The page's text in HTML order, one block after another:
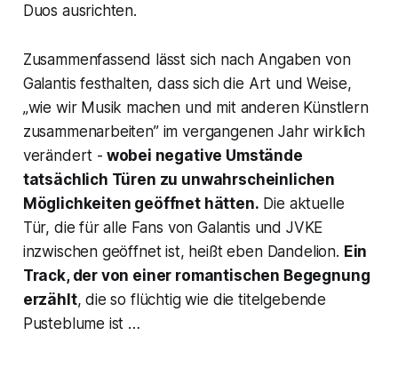
Duos ausrichten.
Zusammenfassend lässt sich nach Angaben von
Galantis festhalten, dass sich die Art und Weise,
„wie wir Musik machen und mit anderen Künstlern
zusammenarbeiten” im vergangenen Jahr wirklich
verändert - wobei negative Umstände
tatsächlich Türen zu unwahrscheinlichen
Möglichkeiten geöffnet hätten. Die aktuelle
Tür, die für alle Fans von Galantis und JVKE
inzwischen geöffnet ist, heißt eben Dandelion. Ein
Track, der von einer romantischen Begegnung
erzählt, die so flüchtig wie die titelgebende
Pusteblume ist …